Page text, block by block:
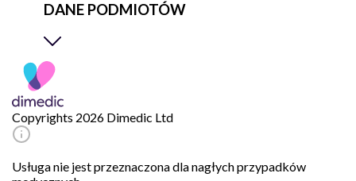
DANE PODMIOTÓW
Copyrights 2026 Dimedic Ltd
Usługa nie jest przeznaczona dla nagłych przypadków